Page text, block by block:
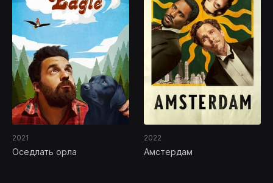
2021
Оседлать орла
2022
Амстердам